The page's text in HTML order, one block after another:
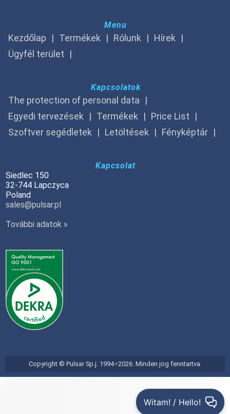
Menu
Kezdőlap Termékek Rólunk
Hírek
Ügyfél terület
Kapcsolatok
The protection of personal data
Egyedi tervezések
Termékek
Price List
Szoftver segédletek
Letöltések Fényképtár
Kapcsolat
Siedlec 150
32-744 Lapczyca
Poland
sales@pulsar.pl
További adatok »
Copyright © Pulsar Sp.j. 1994÷2026. Minden jog fenntartva.
Witam! / Hello!